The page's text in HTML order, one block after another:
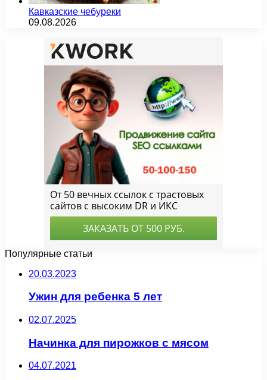
Кавказские чебуреки
09.08.2026
Популярные статьи
20.03.2023
Ужин для ребенка 5 лет
02.07.2025
Начинка для пирожков с мясом
04.07.2021